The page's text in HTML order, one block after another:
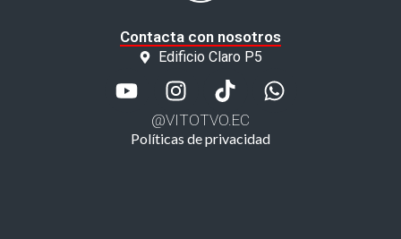
Contacta con nosotros
Edificio Claro P5
@VITOTVO.EC
Políticas de privacidad